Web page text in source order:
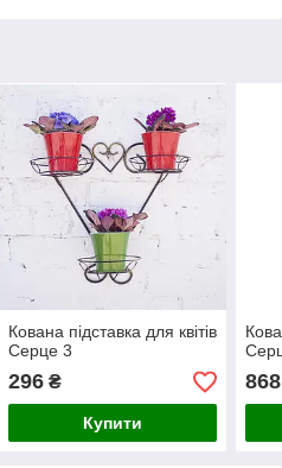
Кована підставка для квітів
Серце 3
296₴
Купити
868